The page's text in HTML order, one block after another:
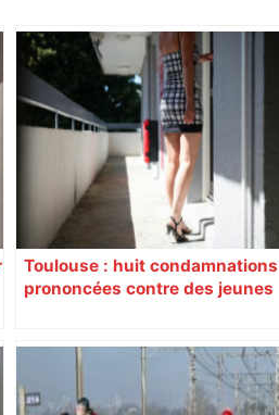
Toulouse : huit condamnations
prononcées contre des jeunes